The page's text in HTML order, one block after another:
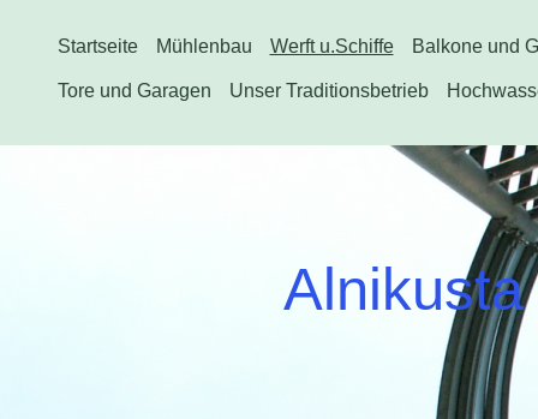
Startseite Mühlenbau Werft u.Schiffe Balkone und
Tore und Garagen Unser Traditionsbetrieb